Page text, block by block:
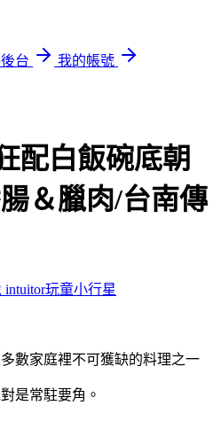
台
我的帳號
配白飯碗底朝
＆臘肉/台南傳
intuitor玩童小行星
數家庭裡不可獲缺的料理之一
是常駐要角。